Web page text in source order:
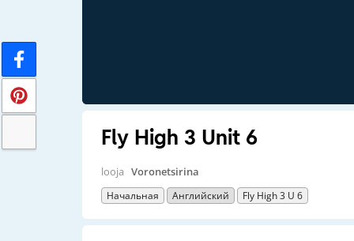
Fly High 3 Unit 6
looja Voronetsirina
Начальная Английский Fly High 3 U 6